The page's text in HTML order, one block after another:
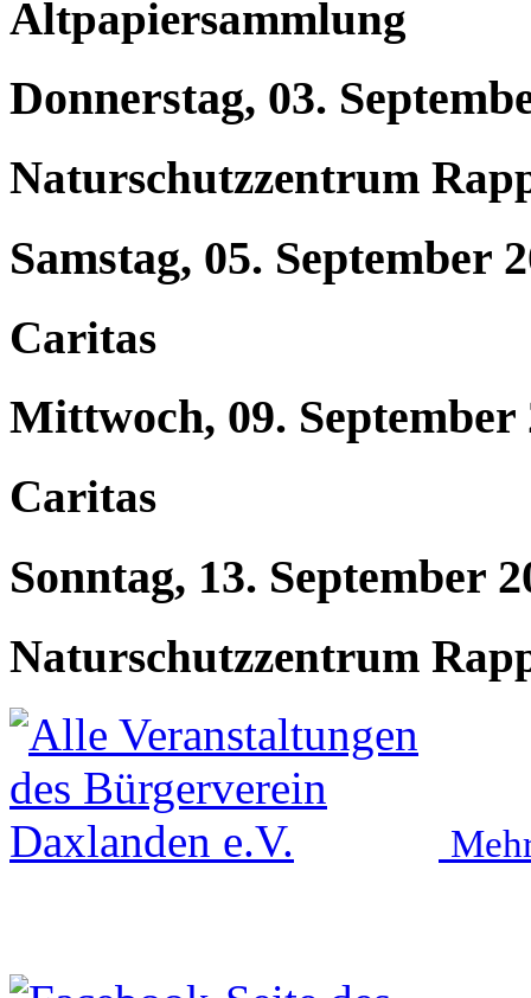
Altpapiersammlung
Donnerstag, 03.
Naturschutzzentrum
Samstag, 05. September
Caritas
Mittwoch, 09. September
Caritas
Sonntag, 13. September
Naturschutzzentrum